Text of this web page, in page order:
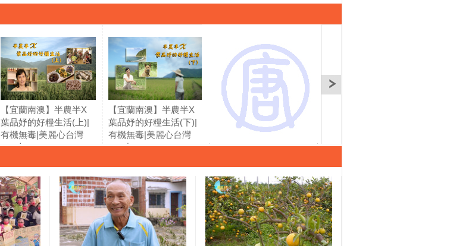
【宜蘭南澳】半農半X
葉品妤的好糧生活(上)|
有機無毒|美麗心台灣
(71)上
【宜蘭南澳】半農半X
葉品妤的好糧生活(下)|
有機無毒|美麗心台灣
(71)中
【新北金山】蚯蚓奇緣|
有機無毒|美麗心台灣
台灣(72)上